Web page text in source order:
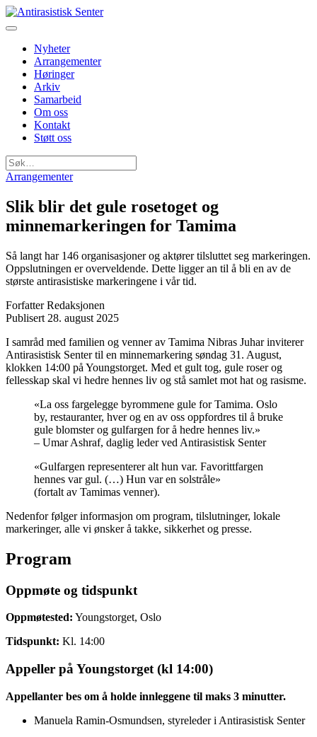
Nyheter
Arrangementer
Høringer
Arkiv
Samarbeid
Om oss
Kontakt
Støtt oss
Søk
etter:
Arrangementer
Slik blir det gule rosetoget og
minnemarkeringen for Tamima
Så langt har 146 organisasjoner og aktører tilsluttet seg markeringen.
Oppslutningen er overveldende. Dette ligger an til å bli en av de
største antirasistiske markeringene i vår tid.
Forfatter Redaksjonen
Publisert 28. august 2025
I samråd med familien og venner av Tamima Nibras Juhar inviterer
Antirasistisk Senter til en minnemarkering søndag 31. August,
klokken 14:00 på Youngstorget. Med et gult tog, gule roser og
fellesskap skal vi hedre hennes liv og stå samlet mot hat og rasisme.
«La oss fargelegge byrommene gule for Tamima. Oslo
by, restauranter, hver og en av oss oppfordres til å bruke
gule blomster og gulfargen for å hedre hennes liv.»
– Umar Ashraf, daglig leder ved Antirasistisk Senter
«Gulfargen representerer alt hun var. Favorittfargen
hennes var gul. (…) Hun var en solstråle»
(fortalt av Tamimas venner).
Nedenfor følger informasjon om program, tilslutninger, lokale
markeringer, alle vi ønsker å takke, sikkerhet og presse.
Program
Oppmøte og tidspunkt
Oppmøtested: Youngstorget, Oslo
Tidspunkt: Kl. 14:00
Appeller på Youngstorget (kl 14:00)
Appellanter bes om å holde innleggene til maks 3 minutter.
Manuela Ramin-Osmundsen, styreleder i Antirasistisk Senter